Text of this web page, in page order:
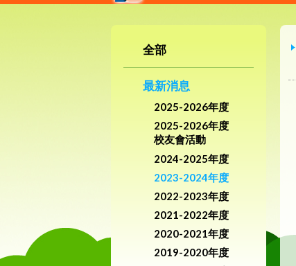
全部
最新消息
2025-2026年度
2025-2026年度
校友會活動
2024-2025年度
2023-2024年度
2022-2023年度
2021-2022年度
2020-2021年度
2019-2020年度